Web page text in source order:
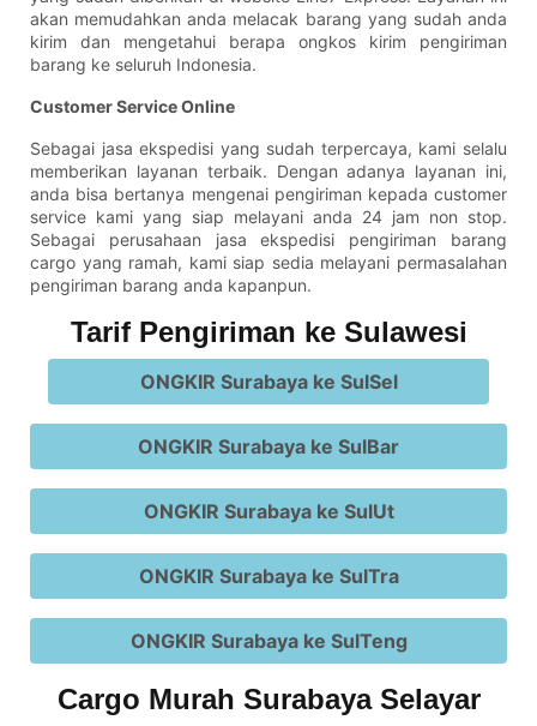
akan memudahkan anda melacak barang yang sudah anda
kirim dan mengetahui berapa ongkos kirim pengiriman
barang ke seluruh Indonesia.
Customer Service Online
Sebagai jasa ekspedisi yang sudah terpercaya, kami selalu
memberikan layanan terbaik. Dengan adanya layanan ini,
anda bisa bertanya mengenai pengiriman kepada customer
service kami yang siap melayani anda 24 jam non stop.
Sebagai perusahaan jasa ekspedisi pengiriman barang
cargo yang ramah, kami siap sedia melayani permasalahan
pengiriman barang anda kapanpun.
Tarif Pengiriman ke Sulawesi
ONGKIR Surabaya ke SulSel
ONGKIR Surabaya ke SulBar
ONGKIR Surabaya ke SulUt
ONGKIR Surabaya ke SulTra
ONGKIR Surabaya ke SulTeng
Cargo Murah Surabaya Selayar